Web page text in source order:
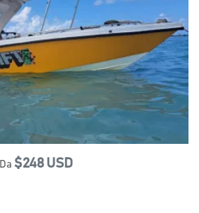
Da $248 USD